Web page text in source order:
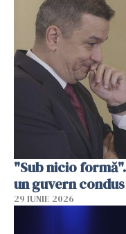
"Sub nicio
un guvern
29 IUNIE 2026